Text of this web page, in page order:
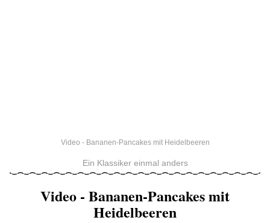
Video - Bananen-Pancakes mit Heidelbeeren
Ein Klassiker einmal anders
Video - Bananen-Pancakes mit
Heidelbeeren